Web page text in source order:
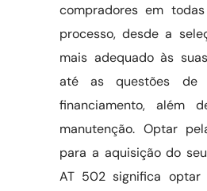
compradores em
processo, desde a
mais adequado às
até as questões de
financiamento, além
manutenção. Optar
para a aquisição do
AT 502 significa optar